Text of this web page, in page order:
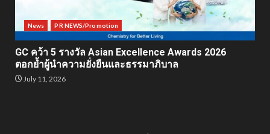
News PR NEWS/Promotion
GC คว้า 5 รางวัล Asian Excellence Awards 2026
ตอกย้ำผู้นำความยั่งยืนและธรรมาภิบาล
July 11, 2026